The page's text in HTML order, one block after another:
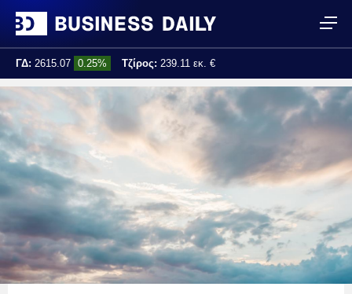
ΓΔ: 2615.07 0.25% Τζίρος: 239.11 εκ. €
Τελ. ενημέρωση: